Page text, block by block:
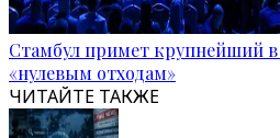
Стамбул примет крупнейший
«нулевым отходам»
ЧИТАЙТЕ ТАКЖЕ